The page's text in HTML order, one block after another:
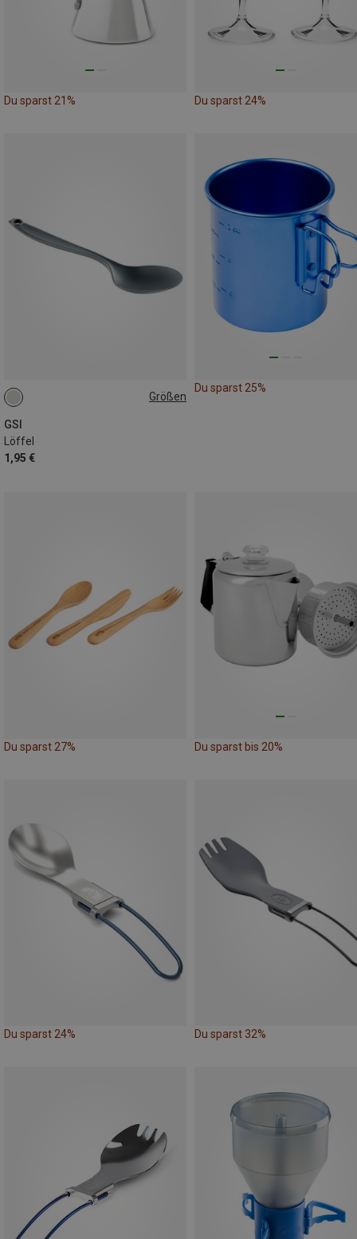
Du sparst 21% Du sparst 24%
Größen
GSI
Löffel
1,95 €
ONE SIZE
Du sparst 25%
Du sparst 27% Du sparst bis 20%
Du sparst 24% Du sparst 32%